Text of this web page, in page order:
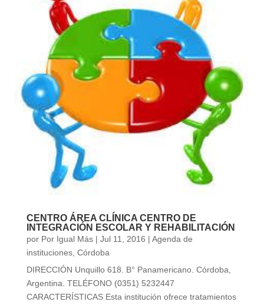
CENTRO ÁREA CLÍNICA CENTRO DE
INTEGRACIÓN ESCOLAR Y REHABILITACIÓN
por Por Igual Más| Jul 11, 2016 | Agenda de
instituciones, Córdoba
DIRECCIÓN Unquillo 618. B° Panamericano. Córdoba,
Argentina. TELÉFONO (0351) 5232447
CARACTERÍSTICAS Esta institución ofrece tratamientos